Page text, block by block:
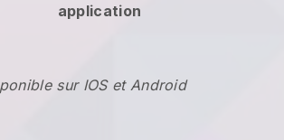
application
sur IOS et Android